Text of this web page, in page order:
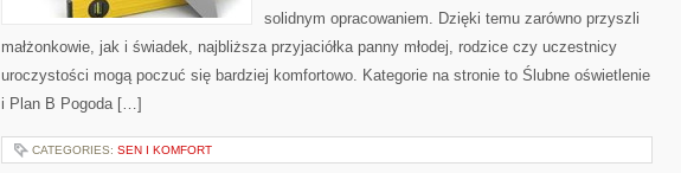
solidnym opracowaniem. Dzięki temu zarówno przyszli
małżonkowie, jak i świadek, najbliższa przyjaciółka panny młodej, rodzice czy uczestnicy
uroczystości mogą poczuć się bardziej komfortowo. Kategorie na stronie to Ślubne oświetlenie
i Plan B Pogoda […]
CATEGORIES: SEN I KOMFORT